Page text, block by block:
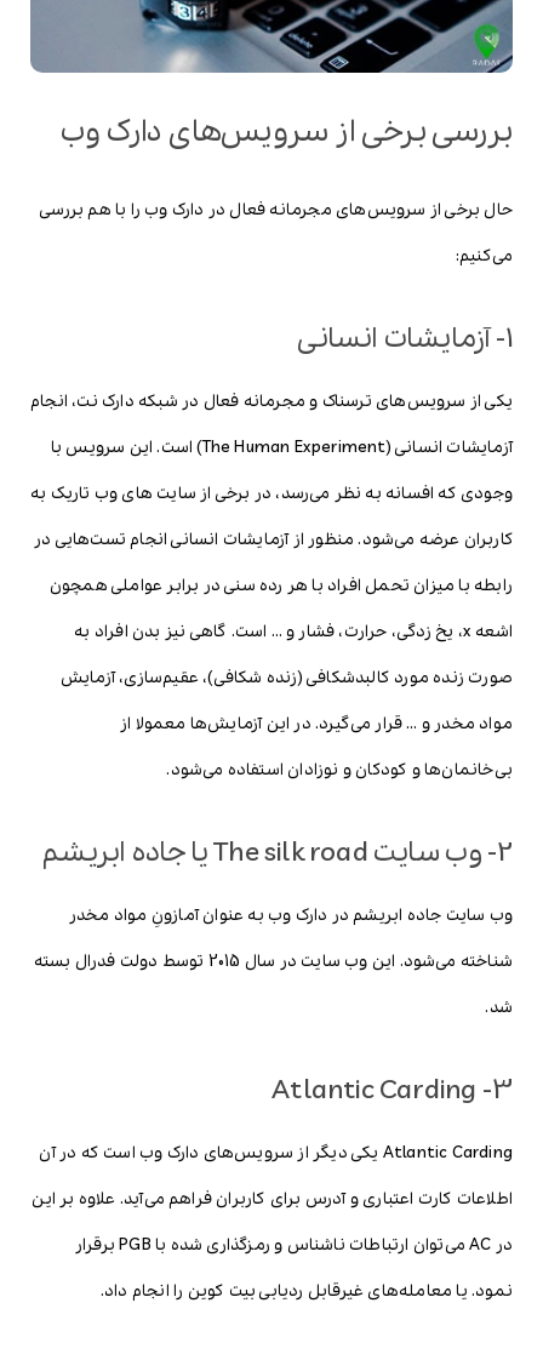
بررسی برخی از سرویس‌های دارک وب
حال برخی از سرویس‌های مجرمانه فعال در دارک وب را با هم بررسی
می‌کنیم:
1- آزمایشات انسانی
یکی از سرویس‌های ترسناک و مجرمانه فعال در شبکه دارک نت، انجام
آزمایشات انسانی (The Human Experiment) است. این سرویس با
وجودی که افسانه به نظر می‌رسد، در برخی از سایت های وب تاریک به
کاربران عرضه می‌شود. منظور از آزمایشات انسانی انجام تست‌هایی در
رابطه با میزان تحمل افراد با هر رده سنی در برابر عواملی همچون
اشعه x، یخ زدگی، حرارت، فشار و … است. گاهی نیز بدن افراد به
صورت زنده مورد کالبدشکافی (زنده شکافی)، عقیم‌سازی، آزمایش
مواد مخدر و … قرار می‌گیرد. در این آزمایش‌ها معمولا از
بی‌خانمان‌ها و کودکان و نوزادان استفاده می‌شود.
2- وب سایت The silk road یا جاده ابریشم
وب سایت جاده ابریشم در دارک وب به عنوان آمازونِ مواد مخدر
شناخته می‌شود. این وب سایت در سال 2015 توسط دولت فدرال بسته
شد.
3- Atlantic Carding
Atlantic Carding یکی دیگر از سرویس‌های دارک وب است که در آن
اطلاعات کارت اعتباری و آدرس برای کاربران فراهم می‌آید. علاوه بر این
در AC می‌توان ارتباطات ناشناس و رمزگذاری شده با PGB برقرار
نمود. یا معامله‌های غیرقابل ردیابی بیت کوین را انجام داد.